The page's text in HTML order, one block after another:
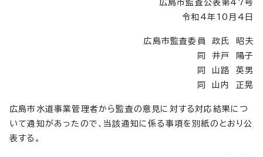
広島市監査公表第47号
令和4年10月4日
広島市監査委員 政氏 昭夫
同 井戸 陽子
同 山路 英男
同 山内 正晃
広島市水道事業管理者から監査の意見に対する対応結果につ
いて通知があったので、当該通知に係る事項を別紙のとおり公
表する。